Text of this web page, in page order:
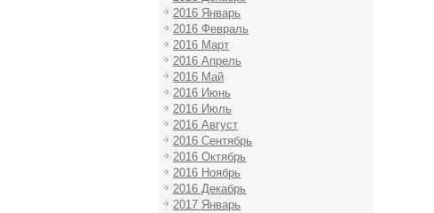
2016 Январь
2016 Февраль
2016 Март
2016 Апрель
2016 Май
2016 Июнь
2016 Июль
2016 Август
2016 Сентябрь
2016 Октябрь
2016 Ноябрь
2016 Декабрь
2017 Январь